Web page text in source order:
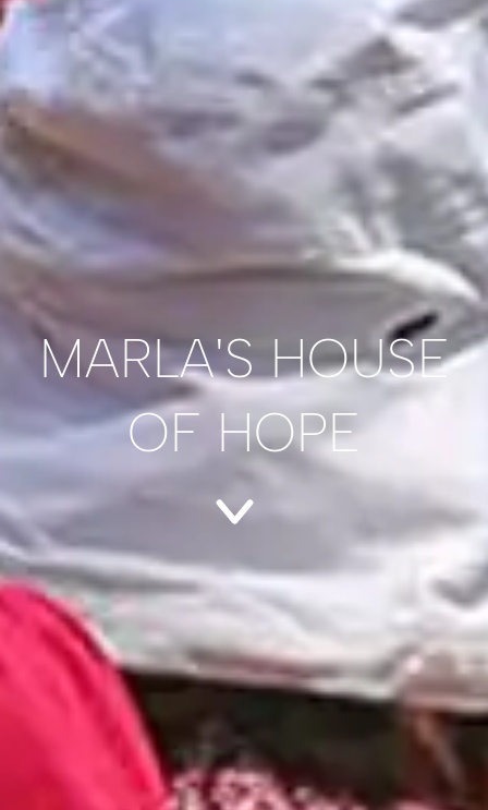
MARLA'S HOUSE
OF HOPE